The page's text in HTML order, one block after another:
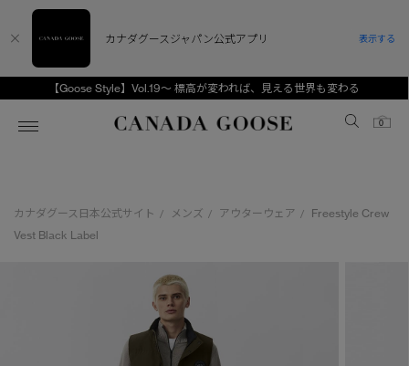
【Goose Style】Vol.19～ 標高が変われば、見える世界も変わる
Canada Goose
0
スノーグース
アンバサダー
スプリングコレクション
ウィメンズ TOP
ベストセラー
FW26コレクション
メンズ TOP
ベストセラー
FW26コレクション
キッズ TOP
キッズ（2‐7歳)
ユース（6＋歳)
CANADA GOOSE Generationsは、アウター
ウェアの下取り・再販を通じて、長く愛される製
カナダグース日本公式サイト / メンズ / アウターウェア /
Freestyle Crew
Vest Black Label
カナダグースジャパン公式アプリ 表示する